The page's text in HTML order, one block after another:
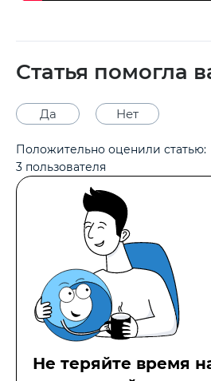
Статья помогла
Да Нет
Положительно оценили статью:
3 пользователя
Не теряйте время